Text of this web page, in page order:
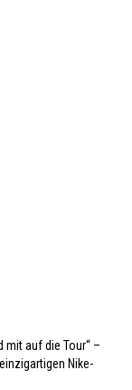
mit auf die Tour“ –
Nike-